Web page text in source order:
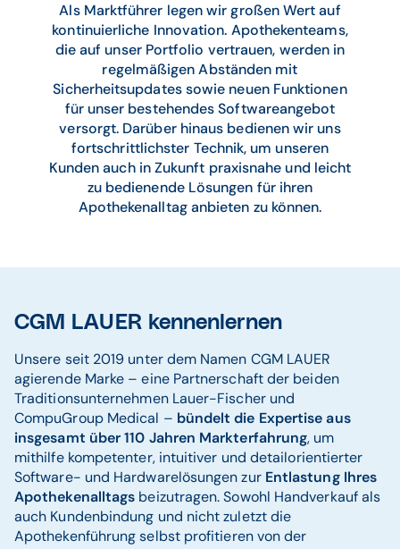
Als Marktführer legen wir großen Wert auf
kontinuierliche Innovation. Apothekenteams,
die auf unser Portfolio vertrauen, werden in
regelmäßigen Abständen mit
Sicherheitsupdates sowie neuen Funktionen
für unser bestehendes Softwareangebot
versorgt. Darüber hinaus bedienen wir uns
fortschrittlichster Technik, um unseren
Kunden auch in Zukunft praxisnahe und leicht
zu bedienende Lösungen für ihren
Apothekenalltag anbieten zu können.
CGM LAUER kennenlernen
Unsere seit 2019 unter dem Namen CGM LAUER
agierende Marke – eine Partnerschaft der beiden
Traditionsunternehmen Lauer-Fischer und
CompuGroup Medical – bündelt die Expertise aus
insgesamt über 110 Jahren Markterfahrung, um
mithilfe kompetenter, intuitiver und detailorientierter
Software- und Hardwarelösungen zur Entlastung Ihres
Apothekenalltags beizutragen. Sowohl Handverkauf als
auch Kundenbindung und nicht zuletzt die
Apothekenführung selbst profitieren von der